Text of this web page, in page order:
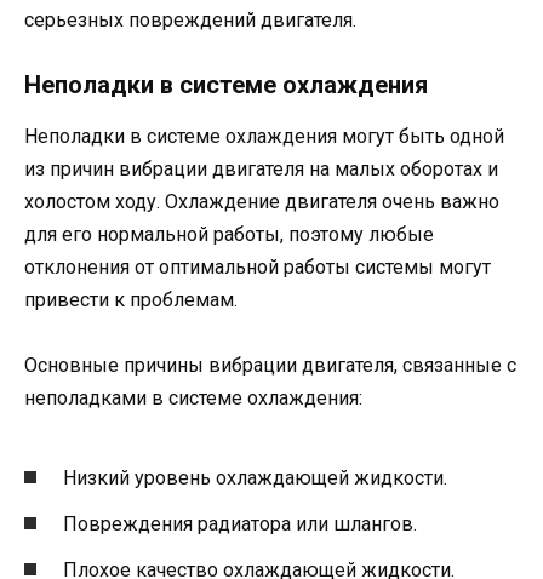
серьезных повреждений двигателя.
Неполадки в системе охлаждения
Неполадки в системе охлаждения могут быть одной
из причин вибрации двигателя на малых оборотах и
холостом ходу. Охлаждение двигателя очень важно
для его нормальной работы, поэтому любые
отклонения от оптимальной работы системы могут
привести к проблемам.
Основные причины вибрации двигателя, связанные с
неполадками в системе охлаждения:
Низкий уровень охлаждающей жидкости.
Повреждения радиатора или шлангов.
Плохое качество охлаждающей жидкости.